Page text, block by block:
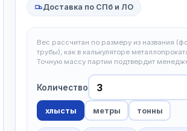
Доставка по СПб и ЛО
Вес рассчитан по размеру из названия
трубы), как в калькуляторе
Точную массу партии подтвердит
Количество
хлысты метры тонны